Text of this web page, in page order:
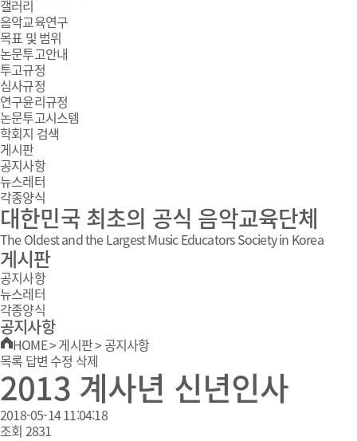
갤러리
음악교육연구
목표 및 범위
논문투고안내
투고규정
심사규정
연구윤리규정
논문투고시스템
학회지 검색
게시판
공지사항
뉴스레터
각종양식
대한민국 최초의 공식 음악교육단체
The Oldest and the Largest Music Educators Society in Korea
게시판
공지사항
뉴스레터
각종양식
공지사항
HOME>게시판>공지사항
목록 답변 수정 삭제
2013 계사년 신년인사
2018-05-14 11:04:18
조회 2831